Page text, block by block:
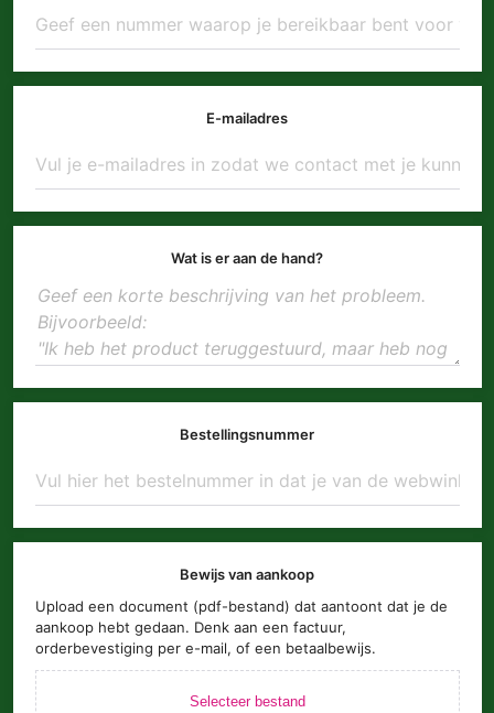
E-mailadres
Wat is er aan de hand?
Bestellingsnummer
Bewijs van aankoop
Upload een document (pdf-bestand) dat aantoont dat je de
aankoop hebt gedaan. Denk aan een factuur,
orderbevestiging per e-mail, of een betaalbewijs.
Selecteer bestand